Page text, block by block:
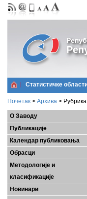
Статистичке
Почетак > Архива >
О Заводу
Публикације
Календар публиковања
Обрасци
Методологије и
класификације
Новинари